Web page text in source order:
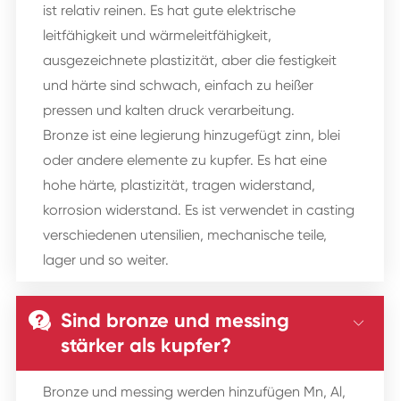
ist relativ reinen. Es hat gute elektrische
leitfähigkeit und wärmeleitfähigkeit,
ausgezeichnete plastizität, aber die festigkeit
und härte sind schwach, einfach zu heißer
pressen und kalten druck verarbeitung.
Bronze ist eine legierung hinzugefügt zinn, blei
oder andere elemente zu kupfer. Es hat eine
hohe härte, plastizität, tragen widerstand,
korrosion widerstand. Es ist verwendet in casting
verschiedenen utensilien, mechanische teile,
lager und so weiter.
 Sind bronze und messing
stärker als kupfer?

Bronze und messing werden hinzufügen Mn, Al,